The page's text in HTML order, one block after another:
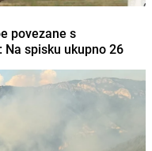
povezane s
spisku ukupno 26